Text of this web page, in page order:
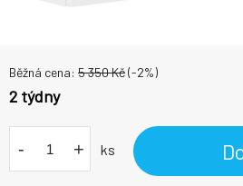
Běžná cena: 5 350Kč(-2%)
2 týdny
- + ks